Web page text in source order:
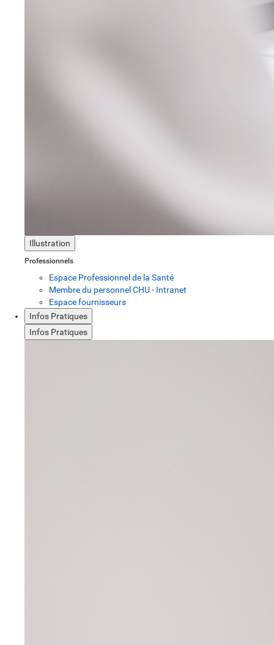
Illustration
Professionnels
Espace Professionnel de la Santé
Membre du personnel CHU - Intranet
Espace fournisseurs
Infos Pratiques
Infos Pratiques